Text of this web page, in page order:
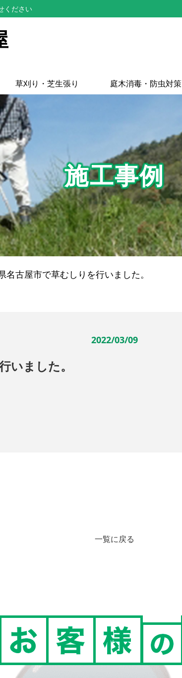
ください
草刈り・芝生張り 庭木消毒・防虫対策
施工事例
名古屋市で草むしりを行いました。
2022/03/09
いました。
一覧に戻る